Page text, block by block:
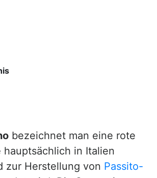
bezeichnet man eine rote
hauptsächlich in Italien
zur Herstellung von Passito-